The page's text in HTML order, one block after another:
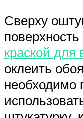
Сверху
краской для
оклеить
необходимо